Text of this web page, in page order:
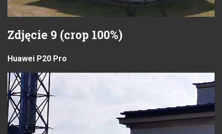
Zdjęcie 9 (crop 100%)
Huawei P20 Pro